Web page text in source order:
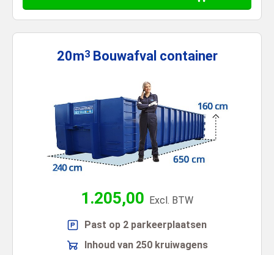
20m3 Bouwafval container
1.205,00 Excl. BTW
Past op 2 parkeerplaatsen
Inhoud van 250 kruiwagens